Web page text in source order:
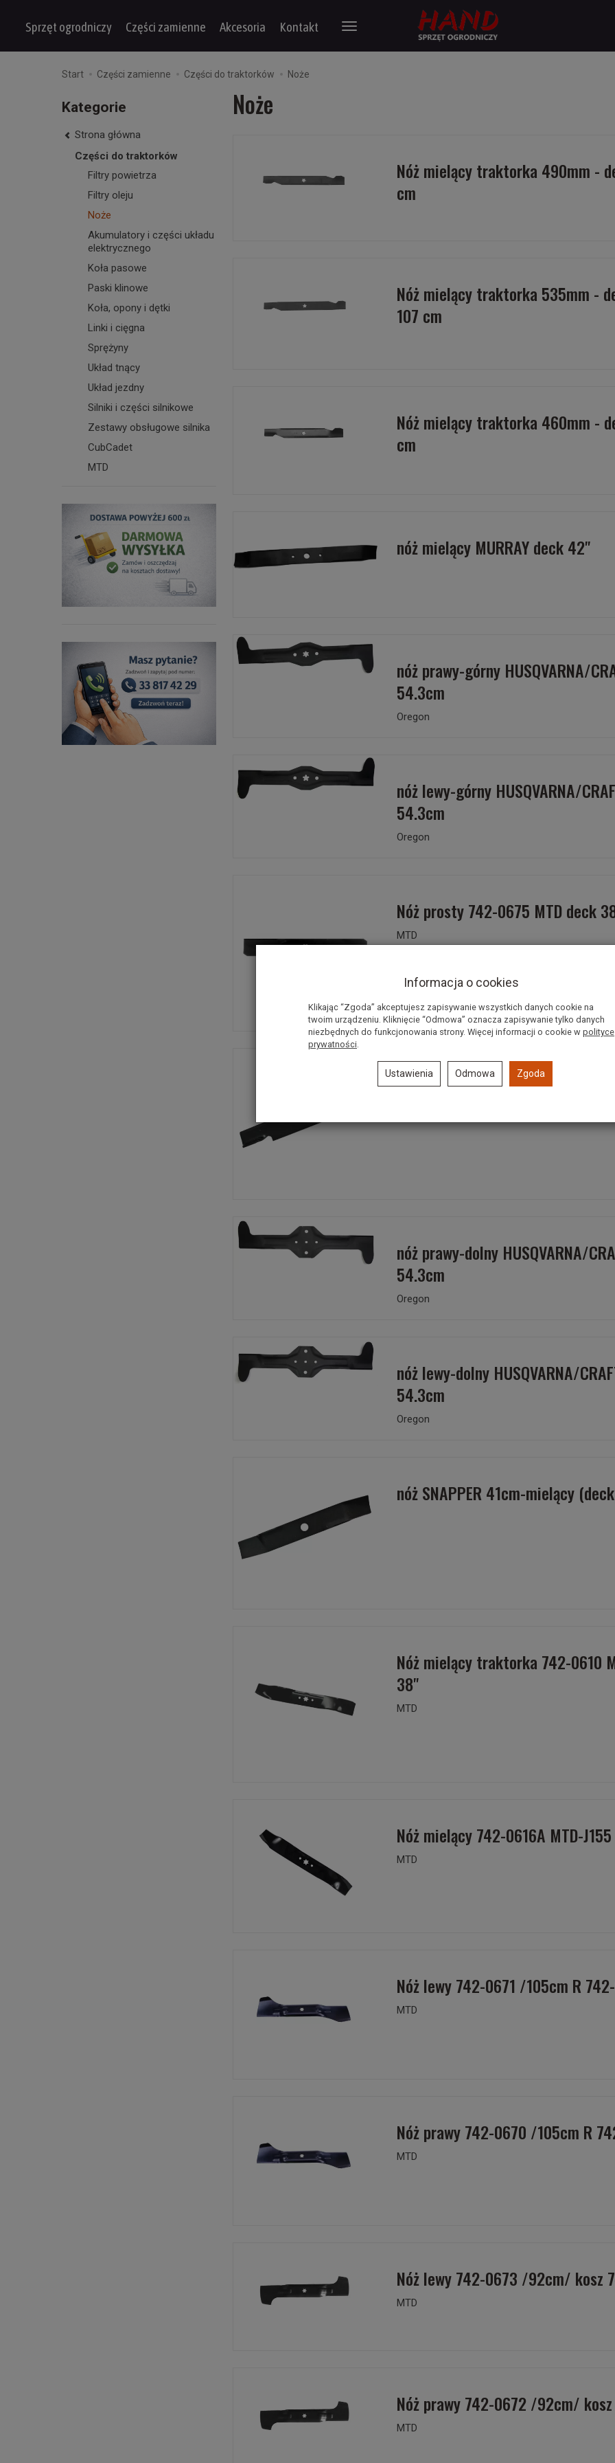
Sprzęt ogrodniczy Części zamienne Akcesoria Kontakt
Start Części zamienne Części do traktorków Noże
Noże
Nóż mielący traktorka 490mm -
cm
Nóż mielący traktorka 535mm -
107 cm
Nóż mielący traktorka 460mm -
cm
nóż mielący MURRAY deck 42"
nóż prawy-górny HUSQVARNA/
54.3cm
Oregon
nóż lewy-górny HUSQVARNA/
54.3cm
Oregon
Nóż prosty 742-0675 MTD deck
MTD
nóż SNAPPER 41cm (deck 3-nożowy)
nóż prawy-dolny HUSQVARNA/
54.3cm
Oregon
nóż lewy-dolny HUSQVARNA/
54.3cm
Oregon
nóż SNAPPER 41cm-mielący
Nóż mielący traktorka 742-0610
38"
MTD
Nóż mielący 742-0616A MTD-
MTD
Nóż lewy 742-0671 /105cm R
MTD
Nóż prawy 742-0670 /105cm R
MTD
Nóż lewy 742-0673 /92cm/ kosz
MTD
Nóż prawy 742-0672 /92cm/
MTD
Kategorie
Strona główna
Części do traktorków
Filtry powietrza
Filtry oleju
Noże
Akumulatory i części układu
elektrycznego
Koła pasowe
Paski klinowe
Koła, opony i dętki
Linki i cięgna
Sprężyny
Układ tnący
Układ jezdny
Silniki i części silnikowe
Zestawy obsługowe silnika
CubCadet
MTD
Informacja o cookies
Klikając “Zgoda” akceptujesz zapisywanie wszystkich danych cookie na
twoim urządzeniu. Kliknięcie “Odmowa” oznacza zapisywanie tylko danych
niezbędnych do funkcjonowania strony. Więcej informacji o cookie w polityce
prywatności.
Ustawienia Odmowa Zgoda